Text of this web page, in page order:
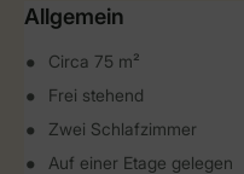
Allgemein
Circa 75 m²
Frei stehend
Zwei Schlafzimmer
Auf einer Etage gelegen